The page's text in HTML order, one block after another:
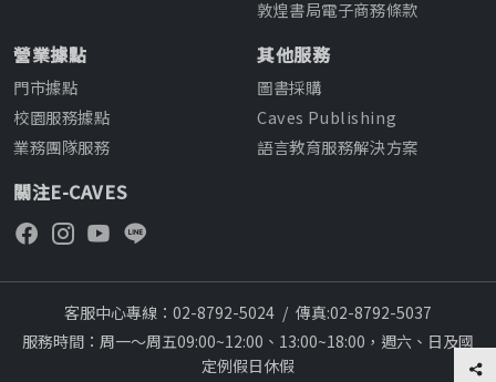
敦煌書局電子商務條款
營業據點
門市據點
校園服務據點
業務團隊服務
其他服務
圖書採購
Caves Publishing
語言教育服務解決方案
關注E-CAVES
客服中心專線：02-8792-5024 / 傳真:02-8792-5037
服務時間：周一～周五09:00~12:00、13:00~18:00，週六、日及國
定例假日休假